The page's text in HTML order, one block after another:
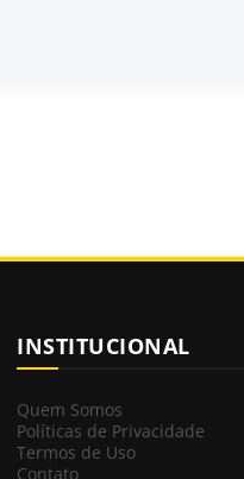
INSTITUCIONAL
Quem Somos
Políticas de Privacidade
Termos de Uso
Contato